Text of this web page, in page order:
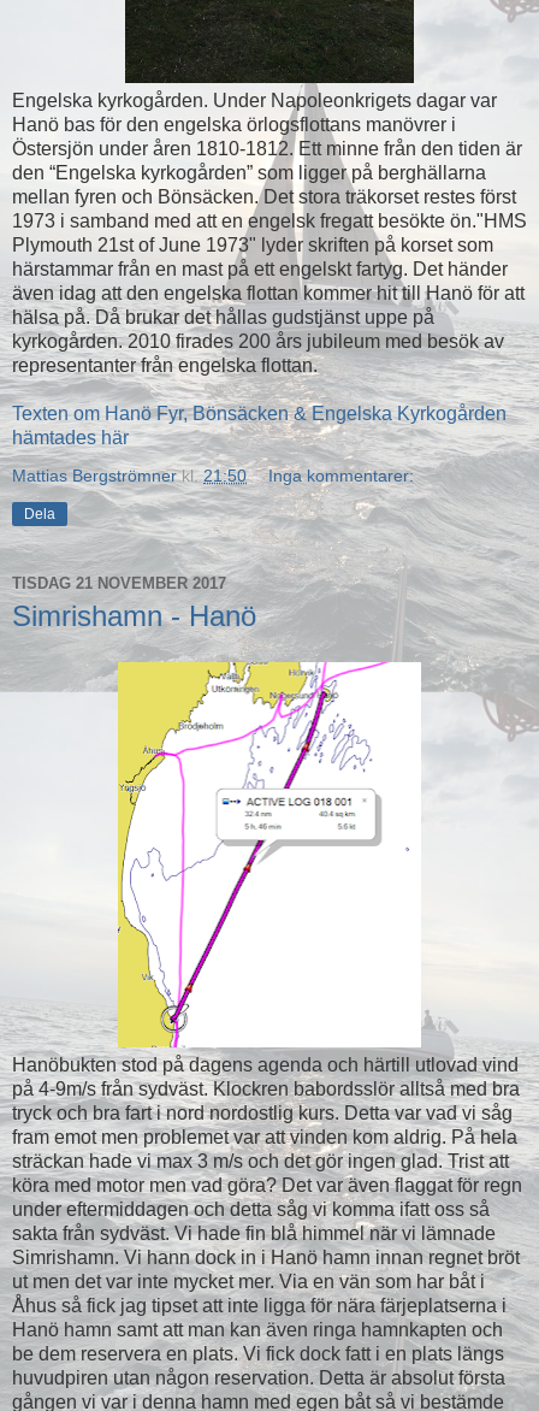
Engelska kyrkogården. Under Napoleonkrigets dagar var
Hanö bas för den engelska örlogsflottans manövrer i
Östersjön under åren 1810-1812. Ett minne från den tiden är
den “Engelska kyrkogården” som ligger på berghällarna
mellan fyren och Bönsäcken. Det stora träkorset restes först
1973 i samband med att en engelsk fregatt besökte ön."HMS
Plymouth 21st of June 1973" lyder skriften på korset som
härstammar från en mast på ett engelskt fartyg. Det händer
även idag att den engelska flottan kommer hit till Hanö för att
hälsa på. Då brukar det hållas gudstjänst uppe på
kyrkogården. 2010 firades 200 års jubileum med besök av
representanter från engelska flottan.
Texten om Hanö Fyr, Bönsäcken & Engelska Kyrkogården
hämtades här
Mattias Bergströmner kl.21:50 Inga kommentarer:
Dela
TISDAG 21 NOVEMBER 2017
Simrishamn - Hanö
Hanöbukten stod på dagens agenda och härtill utlovad vind
på 4-9m/s från sydväst. Klockren babordsslör alltså med bra
tryck och bra fart i nord nordostlig kurs. Detta var vad vi såg
fram emot men problemet var att vinden kom aldrig. På hela
sträckan hade vi max 3 m/s och det gör ingen glad. Trist att
köra med motor men vad göra? Det var även flaggat för regn
under eftermiddagen och detta såg vi komma ifatt oss så
sakta från sydväst. Vi hade fin blå himmel när vi lämnade
Simrishamn. Vi hann dock in i Hanö hamn innan regnet bröt
ut men det var inte mycket mer. Via en vän som har båt i
Åhus så fick jag tipset att inte ligga för nära färjeplatserna i
Hanö hamn samt att man kan även ringa hamnkapten och
be dem reservera en plats. Vi fick dock fatt i en plats längs
huvudpiren utan någon reservation. Detta är absolut första
gången vi var i denna hamn med egen båt så vi bestämde